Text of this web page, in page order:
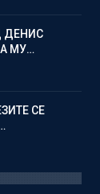
ДЕНИС
МУ…
СЕ